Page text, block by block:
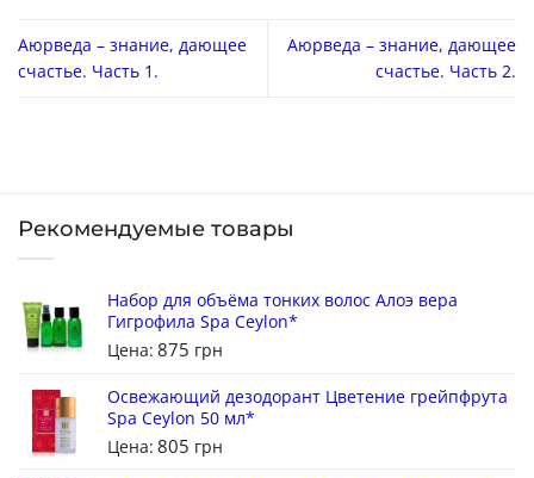
Аюрведа – знание, дающее
счастье. Часть 1.
Аюрведа – знание, дающее
счастье. Часть 2.
Рекомендуемые товары
Набор для объёма тонких волос Алоэ вера
Гигрофила Spa Ceylon*
Цена: 875 грн
Освежающий дезодорант Цветение грейпфрута
Spa Ceylon 50 мл*
Цена: 805 грн